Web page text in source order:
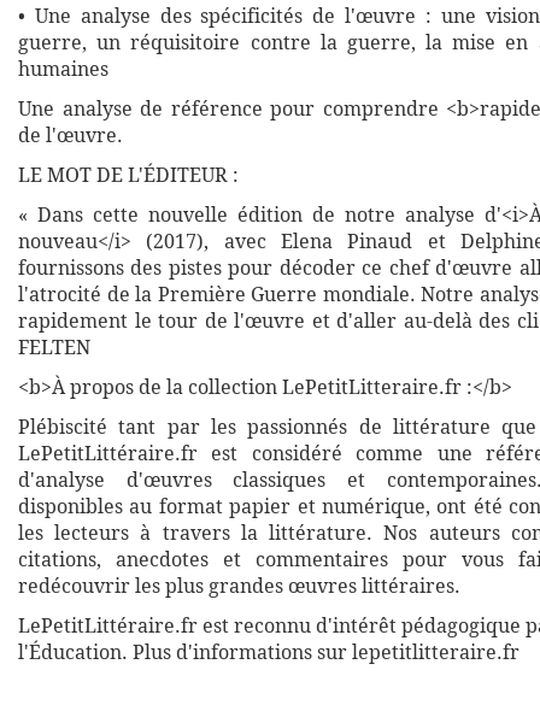
• Une analyse des spécificités de l'œuvre : une
guerre, un réquisitoire contre la guerre, la mise en
humaines
Une analyse de référence pour comprendre
de l'œuvre.
LE MOT DE L'ÉDITEUR :
« Dans cette nouvelle édition de notre analyse
nouveau</i> (2017), avec Elena Pinaud et
fournissons des pistes pour décoder ce chef d'œuvre
l'atrocité de la Première Guerre mondiale. Notre
rapidement le tour de l'œuvre et d'aller au-delà des
FELTEN
<b>À propos de la collection LePetitLitteraire.fr :</b>
Plébiscité tant par les passionnés de littérature
LePetitLittéraire.fr est considéré comme une
d'analyse d'œuvres classiques et
disponibles au format papier et numérique, ont été
les lecteurs à travers la littérature. Nos auteurs
citations, anecdotes et commentaires pour vous
redécouvrir les plus grandes œuvres littéraires.
LePetitLittéraire.fr est reconnu d'intérêt pédagogique
l'Éducation. Plus d'informations sur lepetitlitteraire.fr